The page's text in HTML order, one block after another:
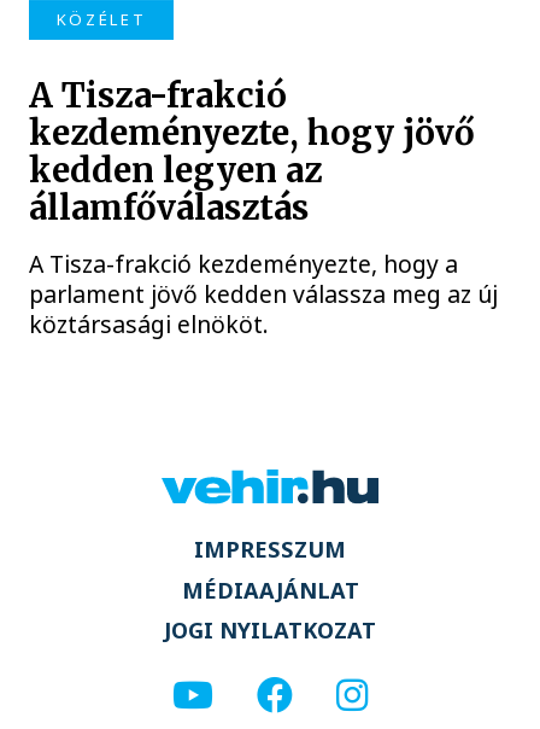
KÖZÉLET
A Tisza-frakció
kezdeményezte, hogy jövő
kedden legyen az
államfőválasztás
A Tisza-frakció kezdeményezte, hogy a
parlament jövő kedden válassza meg az új
köztársasági elnököt.
IMPRESSZUM
MÉDIAAJÁNLAT
JOGI NYILATKOZAT